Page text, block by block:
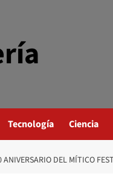
Tecnología Ciencia
DEL MÍTICO